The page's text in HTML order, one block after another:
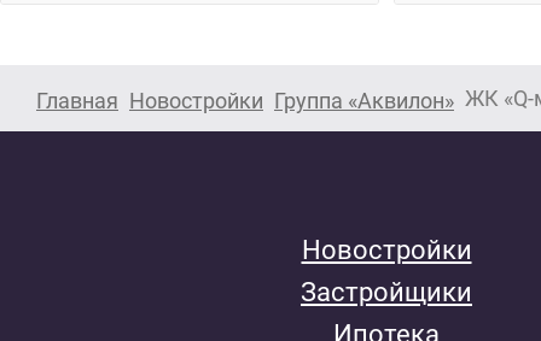
Главная Новостройки Группа «Аквилон» ЖК «Q-
Новостройки
Застройщики
Ипотека